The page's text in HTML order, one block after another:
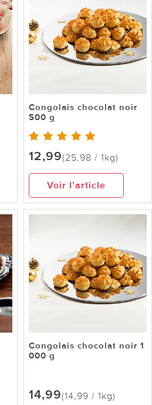
Congolais chocolat noir
500 g
12,99(25,98 / 1kg)
Voir l’article
Congolais chocolat noir 1
000 g
14,99(14,99 / 1kg)